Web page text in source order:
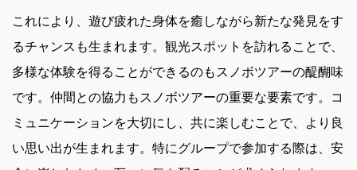
これにより、遊び疲れた身体を癒しながら新たな発見をす
るチャンスも生まれます。観光スポットを訪れることで、
多様な体験を得ることができるのもスノボツアーの醍醐味
です。仲間との協力もスノボツアーの重要な要素です。コ
ミュニケーションを大切にし、共に楽しむことで、より良
い思い出が生まれます。特にグループで参加する際は、安